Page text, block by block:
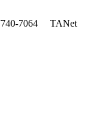
7064
TANet